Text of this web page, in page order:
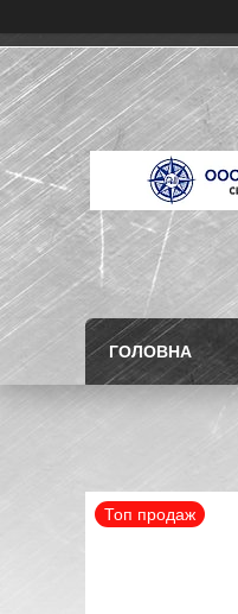
ГОЛОВНА
Топ продаж